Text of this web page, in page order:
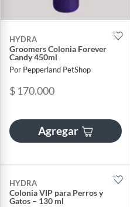
HYDRA
Groomers Colonia Forever
Candy 450ml
Por Pepperland PetShop
$ 170.000
Agregar
HYDRA
Colonia VIP para Perros y
Gatos – 130 ml